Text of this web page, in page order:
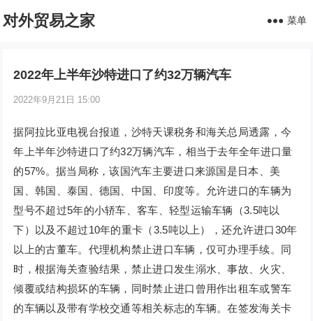
对外贸易之家 菜单
2022年上半年沙特进口了约32万辆汽车
2022年9月21日 15:00
据阿拉比亚电视台报道，沙特天课税务和海关总局透露，今
年上半年沙特进口了约32万辆汽车，相当于去年全年进口量
的57%。据当局称，该国汽车主要进口来源国是日本、美
国、韩国、泰国、德国、中国、印度等。允许进口的车辆为
型号不超过5年的小轿车、客车、轻型运输车辆（3.5吨以
下）以及不超过10年的重卡（3.5吨以上），还允许进口30年
以上的古董车。代理机构禁止进口车辆，仅可办理手续。同
时，根据海关查验结果，禁止进口发生溺水、事故、火灾、
倾覆或结构损坏的车辆，同时禁止进口曾用作出租车或警车
的车辆以及带有学校交通等相关标志的车辆。在签发海关卡